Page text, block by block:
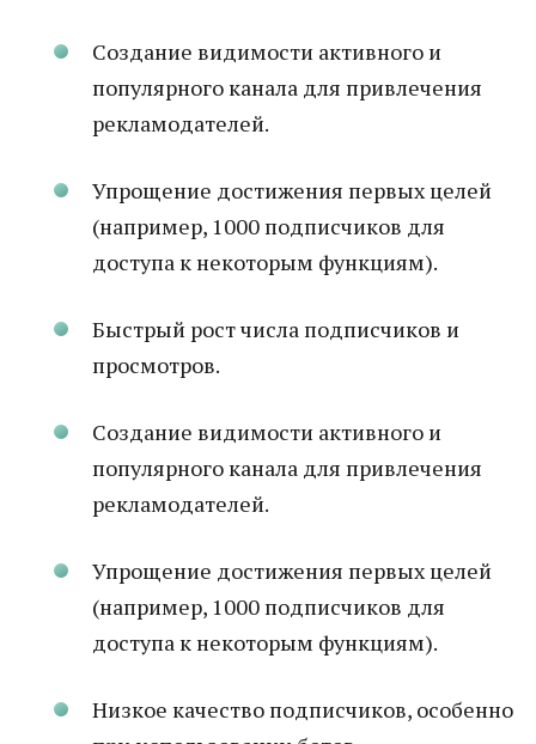
Создание видимости активного и
популярного канала для привлечения
рекламодателей.
Упрощение достижения первых целей
(например, 1000 подписчиков для
доступа к некоторым функциям).
Быстрый рост числа подписчиков и
просмотров.
Создание видимости активного и
популярного канала для привлечения
рекламодателей.
Упрощение достижения первых целей
(например, 1000 подписчиков для
доступа к некоторым функциям).
Низкое качество подписчиков, особенно